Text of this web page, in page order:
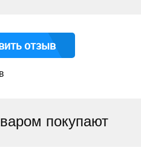
отзыв
покупают